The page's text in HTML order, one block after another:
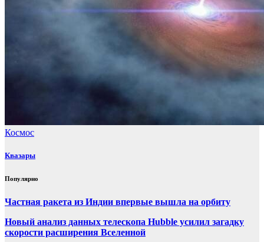
Космос
Квазары
Популярно
Частная ракета из Индии впервые вышла на орбиту
Новый анализ данных телескопа Hubble усилил загадку
скорости расширения Вселенной